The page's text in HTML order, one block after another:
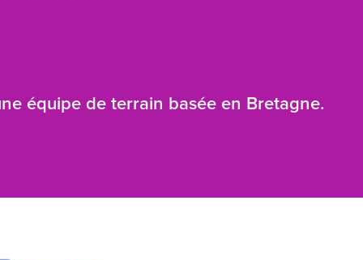
équipe de terrain basée en Bretagne.